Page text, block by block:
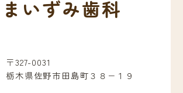
いずみ歯科
〒327-0031
栃木県佐野市田島町３８−１９